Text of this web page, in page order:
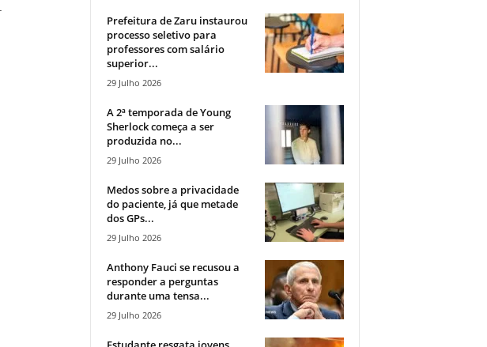
Prefeitura de Zaru instaurou
processo seletivo para
professores com salário
superior...
29 Julho 2026
A 2ª temporada de Young
Sherlock começa a ser
produzida no...
29 Julho 2026
Medos sobre a privacidade
do paciente, já que metade
dos GPs...
29 Julho 2026
Anthony Fauci se recusou a
responder a perguntas
durante uma tensa...
29 Julho 2026